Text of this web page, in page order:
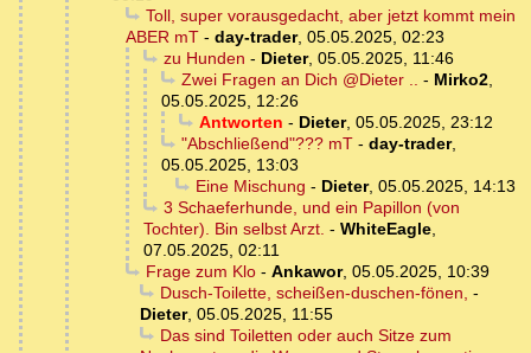
Toll, super vorausgedacht, aber jetzt kommt mein
ABER mT - day-trader, 05.05.2025, 02:23
zu Hunden - Dieter, 05.05.2025, 11:46
Zwei Fragen an Dich @Dieter .. - Mirko2,
05.05.2025, 12:26
Antworten - Dieter, 05.05.2025, 23:12
"Abschließend"??? mT- day-trader,
05.05.2025, 13:03
Eine Mischung - Dieter, 05.05.2025, 14:13
3 Schaeferhunde, und ein Papillon (von
Tochter). Bin selbst Arzt. - WhiteEagle,
07.05.2025, 02:11
Frage zum Klo- Ankawor, 05.05.2025, 10:39
Dusch-Toilette, scheißen-duschen-fönen, -
Dieter, 05.05.2025, 11:55
Das sind Toiletten oder auch Sitze zum